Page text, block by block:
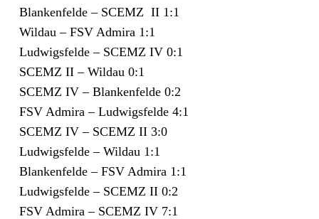
Blankenfelde – SCEMZ II 1:1
Wildau – FSV Admira 1:1
Ludwigsfelde – SCEMZ IV 0:1
SCEMZ II – Wildau 0:1
SCEMZ IV – Blankenfelde 0:2
FSV Admira – Ludwigsfelde 4:1
SCEMZ IV – SCEMZ II 3:0
Ludwigsfelde – Wildau 1:1
Blankenfelde – FSV Admira 1:1
Ludwigsfelde – SCEMZ II 0:2
FSV Admira – SCEMZ IV 7:1